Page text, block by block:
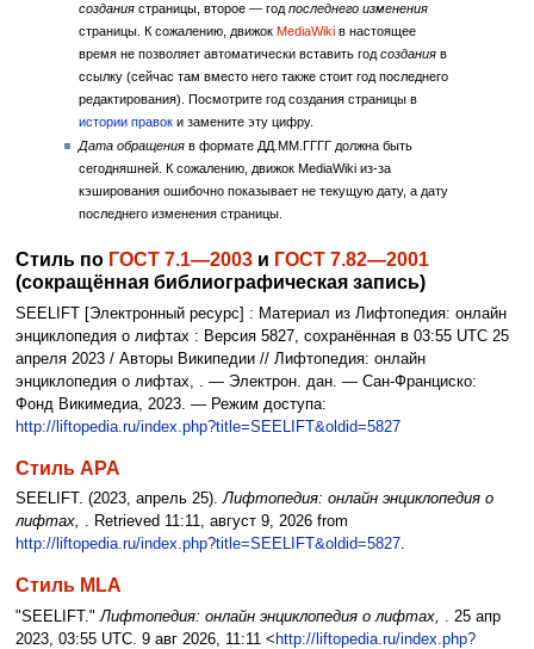
создания страницы, второе — годпоследнего изменения
страницы. К сожалению, движокMediaWiki в настоящее
время не позволяет автоматически вставить годсоздания в
ссылку (сейчас там вместо него также стоит год последнего
редактирования). Посмотрите год создания страницы в
истории правок и замените эту цифру.
Дата обращения в формате ДД.ММ.ГГГГ должна быть
сегодняшней. К сожалению, движок MediaWiki из-за
кэширования ошибочно показывает не текущую дату, а дату
последнего изменения страницы.
Стиль по ГОСТ 7.1—2003и ГОСТ 7.82—2001
(сокращённая библиографическая запись)
SEELIFT [Электронный ресурс] : Материал из Лифтопедия: онлайн
энциклопедия о лифтах : Версия 5827, сохранённая в 03:55 UTC 25
апреля 2023 / Авторы Википедии // Лифтопедия: онлайн
энциклопедия о лифтах, . — Электрон. дан. — Сан-Франциско:
Фонд Викимедиа, 2023. — Режим доступа:
http://liftopedia.ru/index.php?title=SEELIFT&oldid=5827
Стиль APA
SEELIFT. (2023, апрель 25).Лифтопедия: онлайн энциклопедия о
лифтах, . Retrieved 11:11, август 9, 2026 from
http://liftopedia.ru/index.php?title=SEELIFT&oldid=5827.
Стиль MLA
"SEELIFT." Лифтопедия: онлайн энциклопедия о лифтах,
. 25 апр
2023, 03:55 UTC. 9 авг 2026, 11:11 < http://liftopedia.ru/index.php?